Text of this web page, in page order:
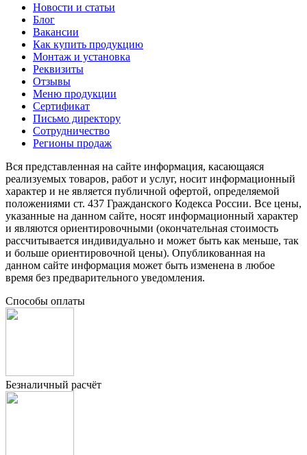
Новости и статьи
Блог
Вакансии
Как купить продукцию
Монтаж и установка
Реквизиты
Отзывы
Меню продукции
Сертификат
Письмо директору
Сотрудничество
Регионы продаж
Вся представленная на сайте информация, касающаяся
реализуемых товаров, работ и услуг, носит информационный
характер и не является публичной офертой, определяемой
положениями ст. 437 Гражданского Кодекса России. Все цены,
указанные на данном сайте, носят информационный характер
и являются ориентировочными (окончательная стоимость
рассчитывается индивидуально и может быть как меньше, так
и больше ориентировочной цены). Опубликованная на
данном сайте информация может быть изменена в любое
время без предварительного уведомления.
Способы оплаты
Безналичный расчёт